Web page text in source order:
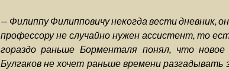
— Филиппу Филипповичу некогда вести дневник,
профессору не случайно нужен ассистент, то
гораздо раньше Борменталя понял, что
Булгаков не хочет раньше времени